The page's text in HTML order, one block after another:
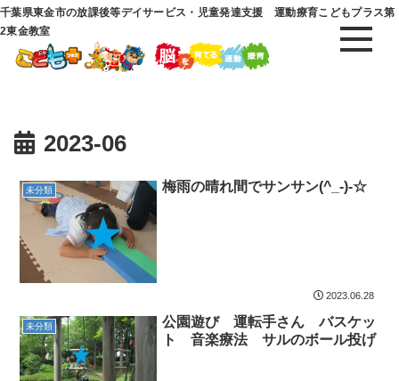
千葉県東金市の放課後等デイサービス・児童発達支援 運動療育こどもプラス第
2東金教室
2023-06
未分類 梅雨の晴れ間でサンサン(^_-)-☆
2023.06.28
未分類
公園遊び 運転手さん バスケッ
ト 音楽療法 サルのボール投げ